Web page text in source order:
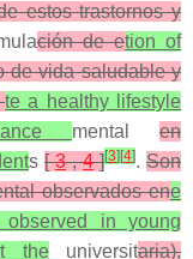
estos trastornos y
ción de etion of
de vida saludable y
te a healthy lifestyle
mentalen
s [3,4][3] [4]. Son
observados ene
in young
theuniversitaria),